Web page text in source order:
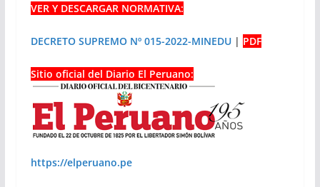
VER Y DESCARGAR NORMATIVA:
DECRETO SUPREMO Nº 015-2022-MINEDU| PDF
Sitio oficial del Diario El Peruano:
https://elperuano.pe